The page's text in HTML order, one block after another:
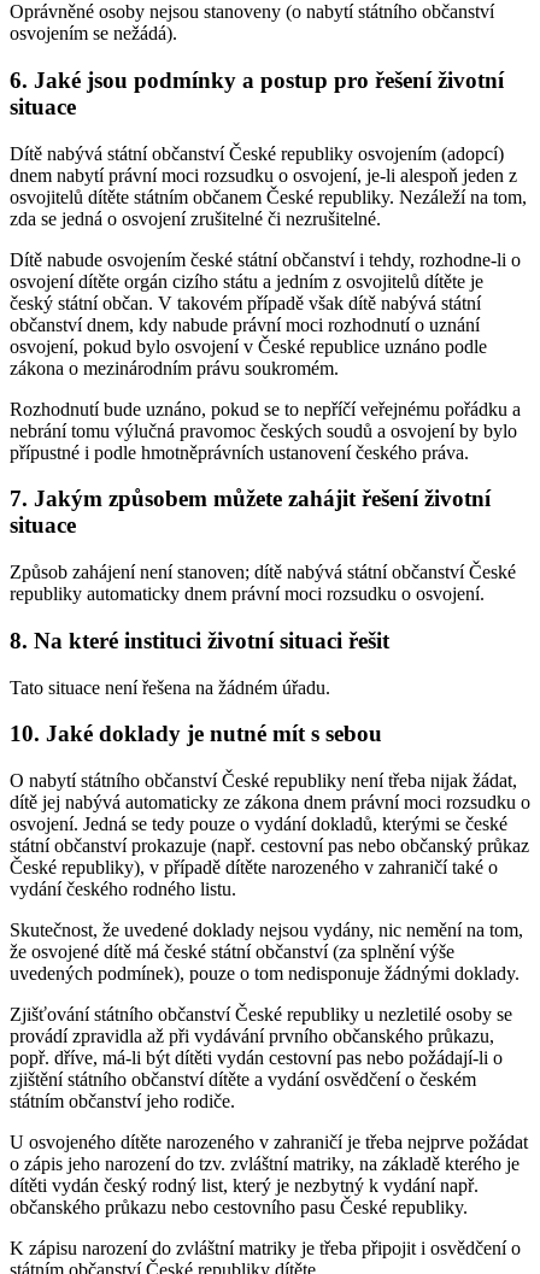
Oprávněné osoby nejsou stanoveny (o nabytí státního občanství
osvojením se nežádá).
6. Jaké jsou podmínky a postup pro řešení životní
situace
Dítě nabývá státní občanství České republiky osvojením (adopcí)
dnem nabytí právní moci rozsudku o osvojení, je-li alespoň jeden z
osvojitelů dítěte státním občanem České republiky. Nezáleží na tom,
zda se jedná o osvojení zrušitelné či nezrušitelné.
Dítě nabude osvojením české státní občanství i tehdy, rozhodne-li o
osvojení dítěte orgán cizího státu a jedním z osvojitelů dítěte je
český státní občan. V takovém případě však dítě nabývá státní
občanství dnem, kdy nabude právní moci rozhodnutí o uznání
osvojení, pokud bylo osvojení v České republice uznáno podle
zákona o mezinárodním právu soukromém.
Rozhodnutí bude uznáno, pokud se to nepříčí veřejnému pořádku a
nebrání tomu výlučná pravomoc českých soudů a osvojení by bylo
přípustné i podle hmotněprávních ustanovení českého práva.
7. Jakým způsobem můžete zahájit řešení životní
situace
Způsob zahájení není stanoven; dítě nabývá státní občanství České
republiky automaticky dnem právní moci rozsudku o osvojení.
8. Na které instituci životní situaci řešit
Tato situace není řešena na žádném úřadu.
10. Jaké doklady je nutné mít s sebou
O nabytí státního občanství České republiky není třeba nijak žádat,
dítě jej nabývá automaticky ze zákona dnem právní moci rozsudku o
osvojení. Jedná se tedy pouze o vydání dokladů, kterými se české
státní občanství prokazuje (např. cestovní pas nebo občanský průkaz
České republiky), v případě dítěte narozeného v zahraničí také o
vydání českého rodného listu.
Skutečnost, že uvedené doklady nejsou vydány, nic nemění na tom,
že osvojené dítě má české státní občanství (za splnění výše
uvedených podmínek), pouze o tom nedisponuje žádnými doklady.
Zjišťování státního občanství České republiky u nezletilé osoby se
provádí zpravidla až při vydávání prvního občanského průkazu,
popř. dříve, má-li být dítěti vydán cestovní pas nebo požádají-li o
zjištění státního občanství dítěte a vydání osvědčení o českém
státním občanství jeho rodiče.
U osvojeného dítěte narozeného v zahraničí je třeba nejprve požádat
o zápis jeho narození do tzv. zvláštní matriky, na základě kterého je
dítěti vydán český rodný list, který je nezbytný k vydání např.
občanského průkazu nebo cestovního pasu České republiky.
K zápisu narození do zvláštní matriky je třeba připojit i osvědčení o
státním občanství České republiky dítěte.